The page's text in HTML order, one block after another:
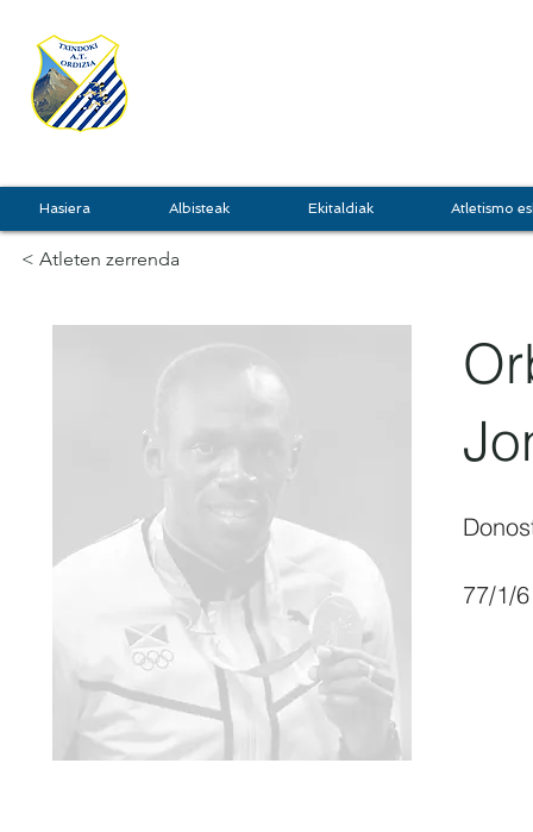
< Atleten zerrenda
77/1/6
Hasiera Albisteak Ekitaldiak Atletismo